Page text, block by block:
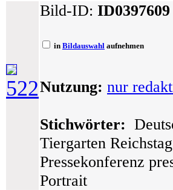
522
Bild-ID: ID0397609
in Bildauswahl aufnehmen
Nutzung: nur
Stichwörter:
Tiergarten
Pressekonferenz
Portrait